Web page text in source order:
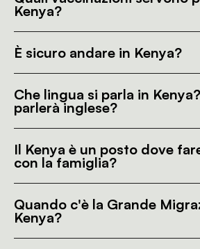
Kenya?
È sicuro andare in Kenya?
Che lingua si parla in
parlerà inglese?
Il Kenya è un posto dove
con la famiglia?
Quando c'è la Grande
Kenya?